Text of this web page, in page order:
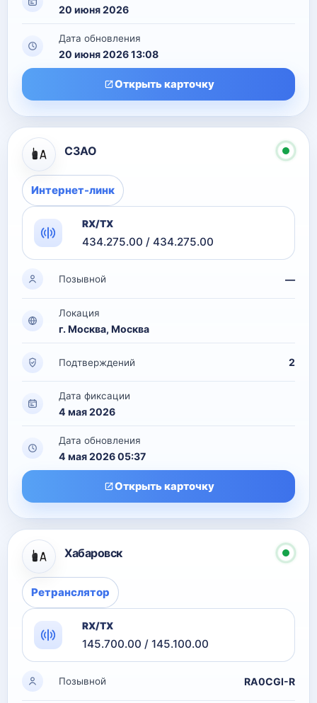
20 июня 2026
Дата обновления
20 июня 2026 13:08
Открыть карточку
СЗАО
Интернет-линк
RX/TX
434.275.00 / 434.275.00
Позывной —
Локация
г. Москва, Москва
Подтверждений 2
Дата фиксации
4 мая 2026
Дата обновления
4 мая 2026 05:37
Открыть карточку
Хабаровск
Ретранслятор
RX/TX
145.700.00 / 145.100.00
Позывной RA0CGI-R